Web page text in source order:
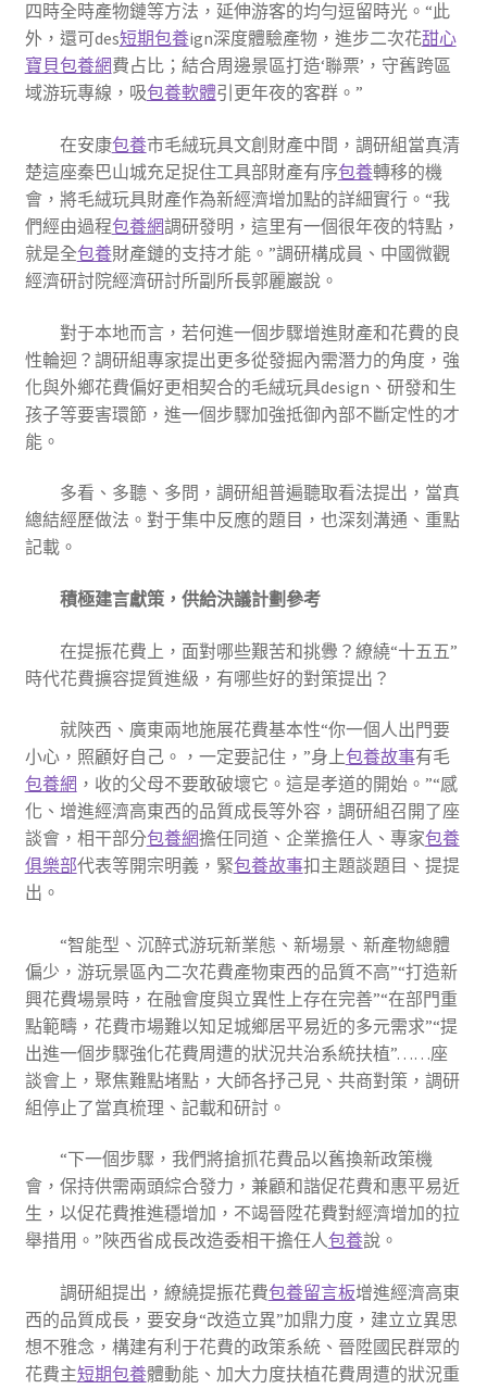
四時全時產物鏈等方法，延伸游客的均勻逗留時光。“此
外，還可des短期包養ign深度體驗產物，進步二次花甜心
寶貝包養網費占比；結合周邊景區打造‘聯票’，守舊跨區
域游玩專線，吸包養軟體引更年夜的客群。”
在安康包養市毛絨玩具文創財產中間，調研組當真清
楚這座秦巴山城充足捉住工具部財產有序包養轉移的機
會，將毛絨玩具財產作為新經濟增加點的詳細實行。“我
們經由過程包養網調研發明，這里有一個很年夜的特點，
就是全包養財產鏈的支持才能。”調研構成員、中國微觀
經濟研討院經濟研討所副所長郭麗巖說。
對于本地而言，若何進一個步驟增進財產和花費的良
性輪迴？調研組專家提出更多從發掘內需潛力的角度，強
化與外鄉花費偏好更相契合的毛絨玩具design、研發和生
孩子等要害環節，進一個步驟加強抵御內部不斷定性的才
能。
多看、多聽、多問，調研組普遍聽取看法提出，當真
總結經歷做法。對于集中反應的題目，也深刻溝通、重點
記載。
積極建言獻策，供給決議計劃參考
在提振花費上，面對哪些艱苦和挑釁？繚繞“十五五”
時代花費擴容提質進級，有哪些好的對策提出？
就陜西、廣東兩地施展花費基本性“你一個人出門要
小心，照顧好自己。，一定要記住，”身上包養故事有毛
包養網 ，收的父母不要敢破壞它。這是孝道的開始。”“感
化、增進經濟高東西的品質成長等外容，調研組召開了座
談會，相干部分包養網擔任同道、企業擔任人、專家包養
俱樂部代表等開宗明義，緊包養故事扣主題談題目、提提
出。
“智能型、沉醉式游玩新業態、新場景、新產物總體
偏少，游玩景區內二次花費產物東西的品質不高”“打造新
興花費場景時，在融會度與立異性上存在完善”“在部門重
點範疇，花費市場難以知足城鄉居平易近的多元需求”“提
出進一個步驟強化花費周遭的狀況共治系統扶植”……座
談會上，聚焦難點堵點，大師各抒己見、共商對策，調研
組停止了當真梳理、記載和研討。
“下一個步驟，我們將搶抓花費品以舊換新政策機
會，保持供需兩頭綜合發力，兼顧和諧促花費和惠平易近
生，以促花費推進穩增加，不竭晉陞花費對經濟增加的拉
舉措用。”陜西省成長改造委相干擔任人包養說。
調研組提出，繚繞提振花費包養留言板增進經濟高東
西的品質成長，要安身“改造立異”加鼎力度，建立立異思
想不雅念，構建有利于花費的政策系統、晉陞國民群眾的
花費主短期包養體動能、加大力度扶植花費周遭的狀況重